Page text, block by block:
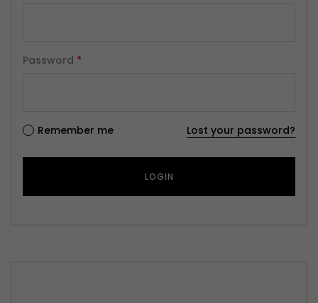
Password *
Remember me Lost your password?